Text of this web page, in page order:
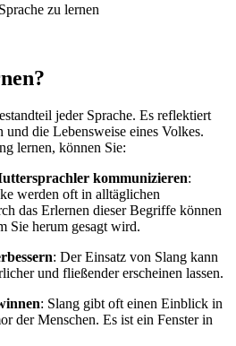
zu lernen
jeder Sprache. Es reflektiert
die Lebensweise eines Volkes.
lernen, können Sie:
kommunizieren:
werden oft in alltäglichen
das Erlernen dieser Begriffe können
Sie herum gesagt wird.
: Der Einsatz von Slang kann
und fließender erscheinen lassen.
: Slang gibt oft einen Einblick in
der Menschen. Es ist ein Fenster in